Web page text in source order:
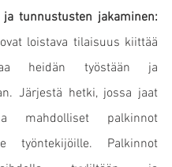
tunnustusten jakaminen:
loistava tilaisuus kiittää
heidän työstään ja
Järjestä hetki, jossa jaat
mahdolliset palkinnot
työntekijöille. Palkinnot